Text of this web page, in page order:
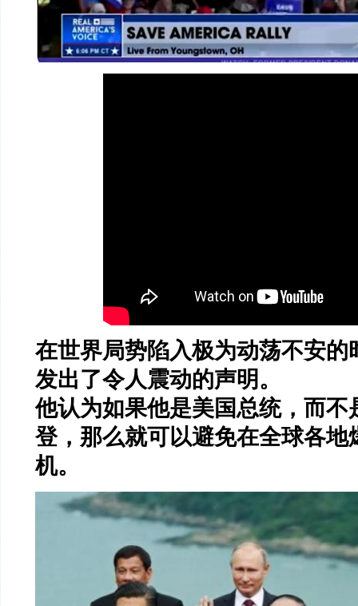
在世界局势陷入极为动荡不安的
发出了令人震动的声明。
他认为如果他是美国总统，而不
登，那么就可以避免在全球各地
机。